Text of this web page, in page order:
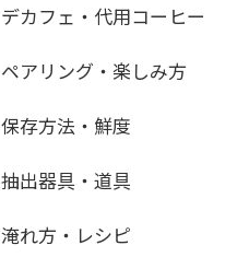
デカフェ・代用コーヒー
ペアリング・楽しみ方
保存方法・鮮度
抽出器具・道具
淹れ方・レシピ